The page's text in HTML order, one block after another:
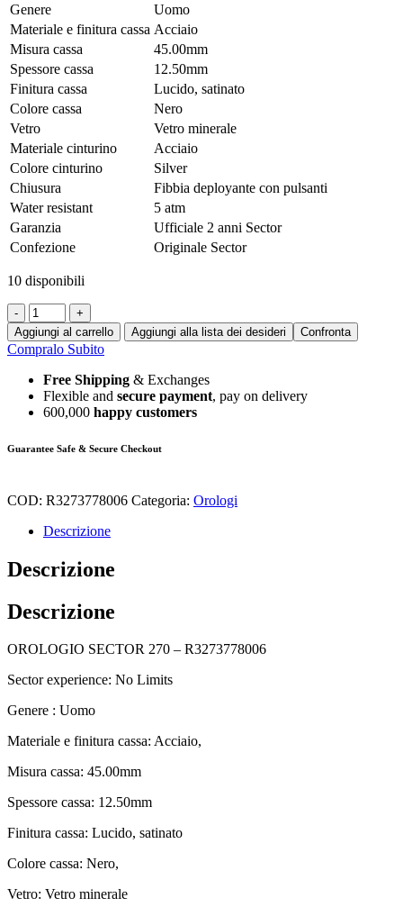
Genere
Uomo
Materiale e finitura cassa Acciaio
Misura cassa
45.00mm
Spessore cassa
12.50mm
Finitura cassa
Lucido, satinato
Colore cassa
Nero
Vetro
Vetro minerale
Materiale cinturino
Acciaio
Colore cinturino
Silver
Chiusura
Fibbia deployante con pulsanti
Water resistant
5 atm
Garanzia
Ufficiale 2 anni Sector
Confezione
Originale Sector
10 disponibili
-
+
Aggiungi al carrello
Aggiungi alla lista dei desideri Confronta
Compralo Subito
Free Shipping & Exchanges
Flexible and secure payment, pay on delivery
600,000 happy customers
Guarantee Safe & Secure Checkout
COD: R3273778006 Categoria: Orologi
Descrizione
Descrizione
Descrizione
OROLOGIO SECTOR 270 – R3273778006
Sector experience: No Limits
Genere : Uomo
Materiale e finitura cassa: Acciaio,
Misura cassa: 45.00mm
Spessore cassa: 12.50mm
Finitura cassa: Lucido, satinato
Colore cassa: Nero,
Vetro: Vetro minerale